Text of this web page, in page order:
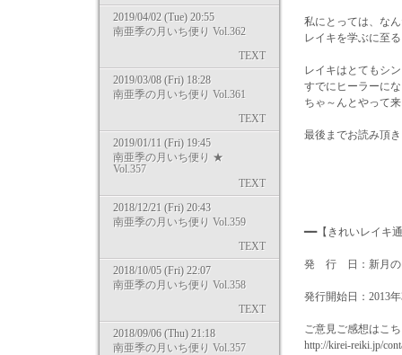
2019/04/02 (Tue) 20:55
南亜季の月いち便り Vol.362
TEXT
2019/03/08 (Fri) 18:28
南亜季の月いち便り Vol.361
TEXT
2019/01/11 (Fri) 19:45
南亜季の月いち便り ★
Vol.357
TEXT
2018/12/21 (Fri) 20:43
南亜季の月いち便り Vol.359
TEXT
2018/10/05 (Fri) 22:07
南亜季の月いち便り Vol.358
TEXT
2018/09/06 (Thu) 21:18
南亜季の月いち便り Vol.357
私にとっては、な
レイキを学ぶに至
レイキはとてもシ
すでにヒーラーに
ちゃ～んとやって
最後までお読み頂
━━【きれいレ
発 行 日：新月の
発行開始日：2013
ご意見ご感想はこ
http://kirei-reiki.jp/